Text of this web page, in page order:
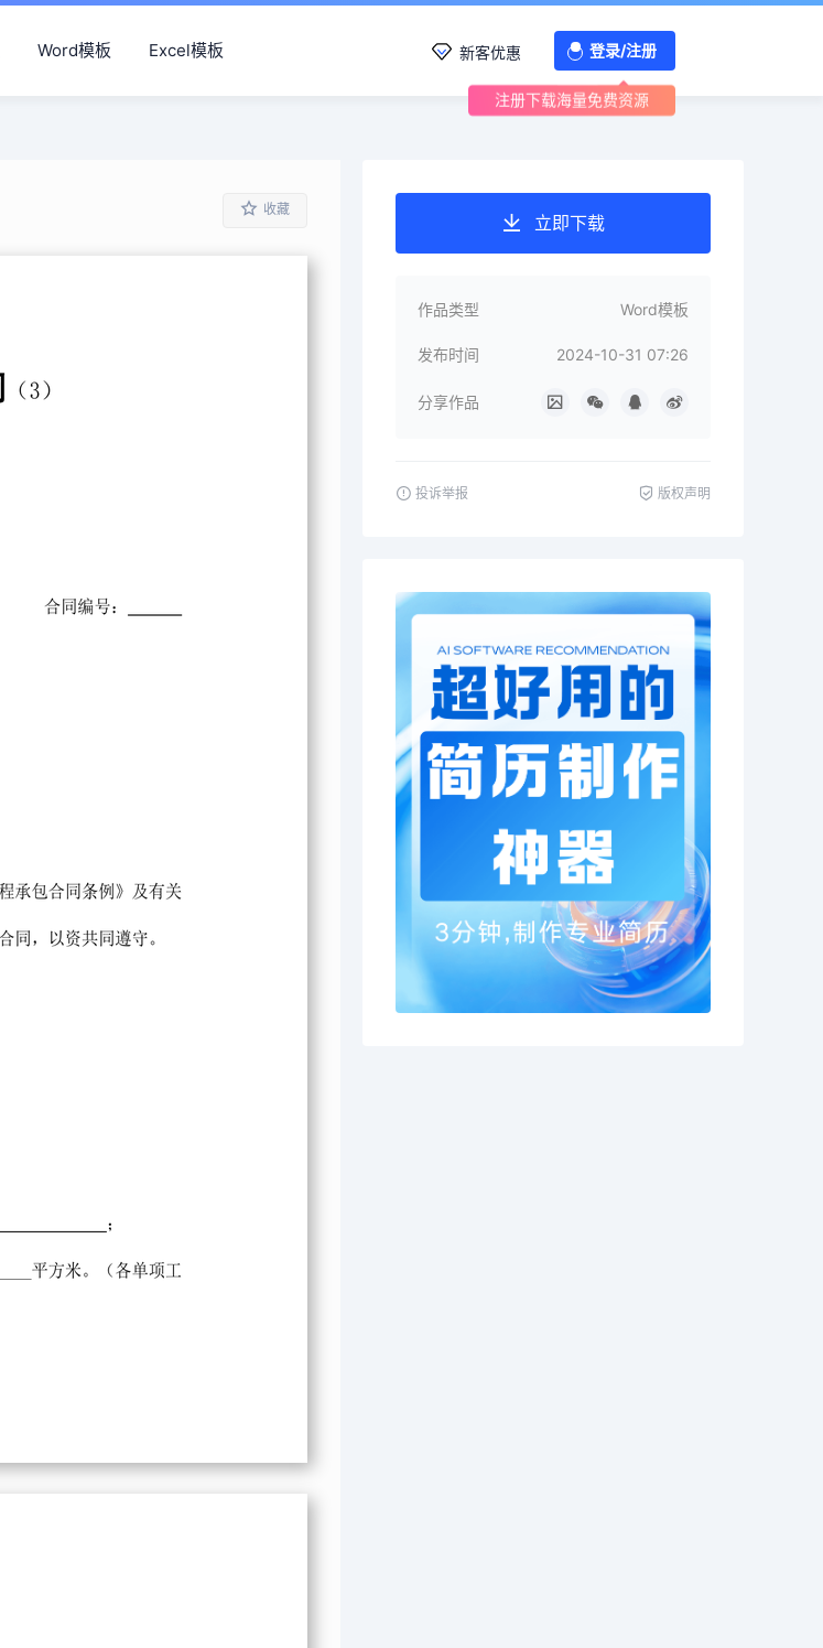
Word模板 Excel模板 新客优惠 登录/注册
注册下载海量免费资源
收藏
立即下载
作品类型 Word模板
发布时间 2024-10-31 07:26
分享作品
投诉举报 版权声明